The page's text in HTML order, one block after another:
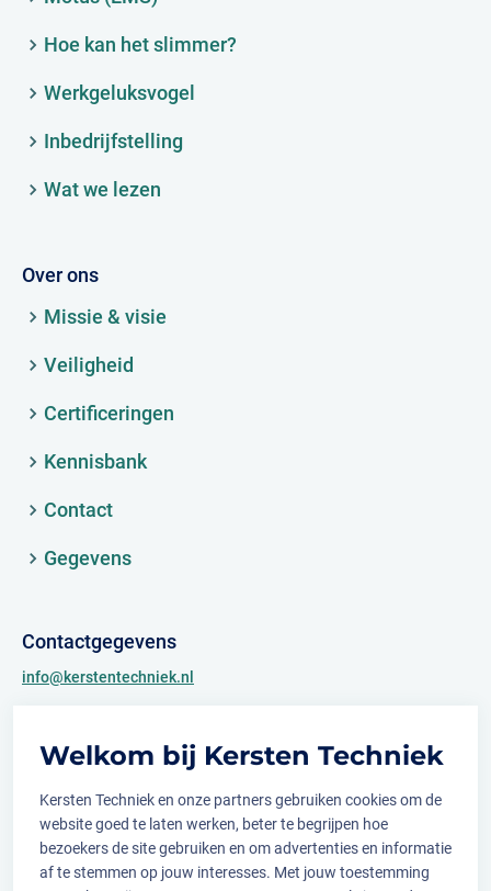
Welkom bij Kersten Techniek
Kersten Techniek en onze partners gebruiken cookies om de
website goed te laten werken, beter te begrijpen hoe
bezoekers de site gebruiken en om advertenties en informatie
af te stemmen op jouw interesses. Met jouw toestemming
Hoe kan het slimmer?
Werkgeluksvogel
Inbedrijfstelling
Wat we lezen
Over ons
Missie & visie
Veiligheid
Certificeringen
Kennisbank
Contact
Gegevens
Contactgegevens
info@kerstentechniek.nl
Archimedesweg 2
Volg ons op